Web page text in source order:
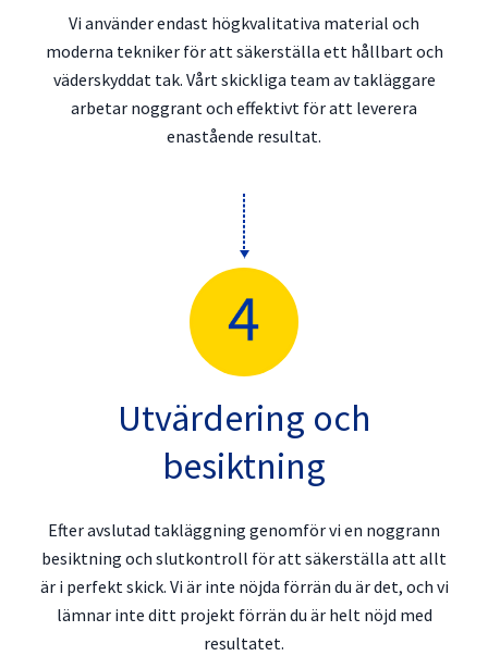
Vi använder endast högkvalitativa material och
moderna tekniker för att säkerställa ett hållbart och
väderskyddat tak. Vårt skickliga team av takläggare
arbetar noggrant och effektivt för att leverera
enastående resultat.
Utvärdering och
besiktning
Efter avslutad takläggning genomför vi en noggrann
besiktning och slutkontroll för att säkerställa att allt
är i perfekt skick. Vi är inte nöjda förrän du är det, och vi
lämnar inte ditt projekt förrän du är helt nöjd med
resultatet.